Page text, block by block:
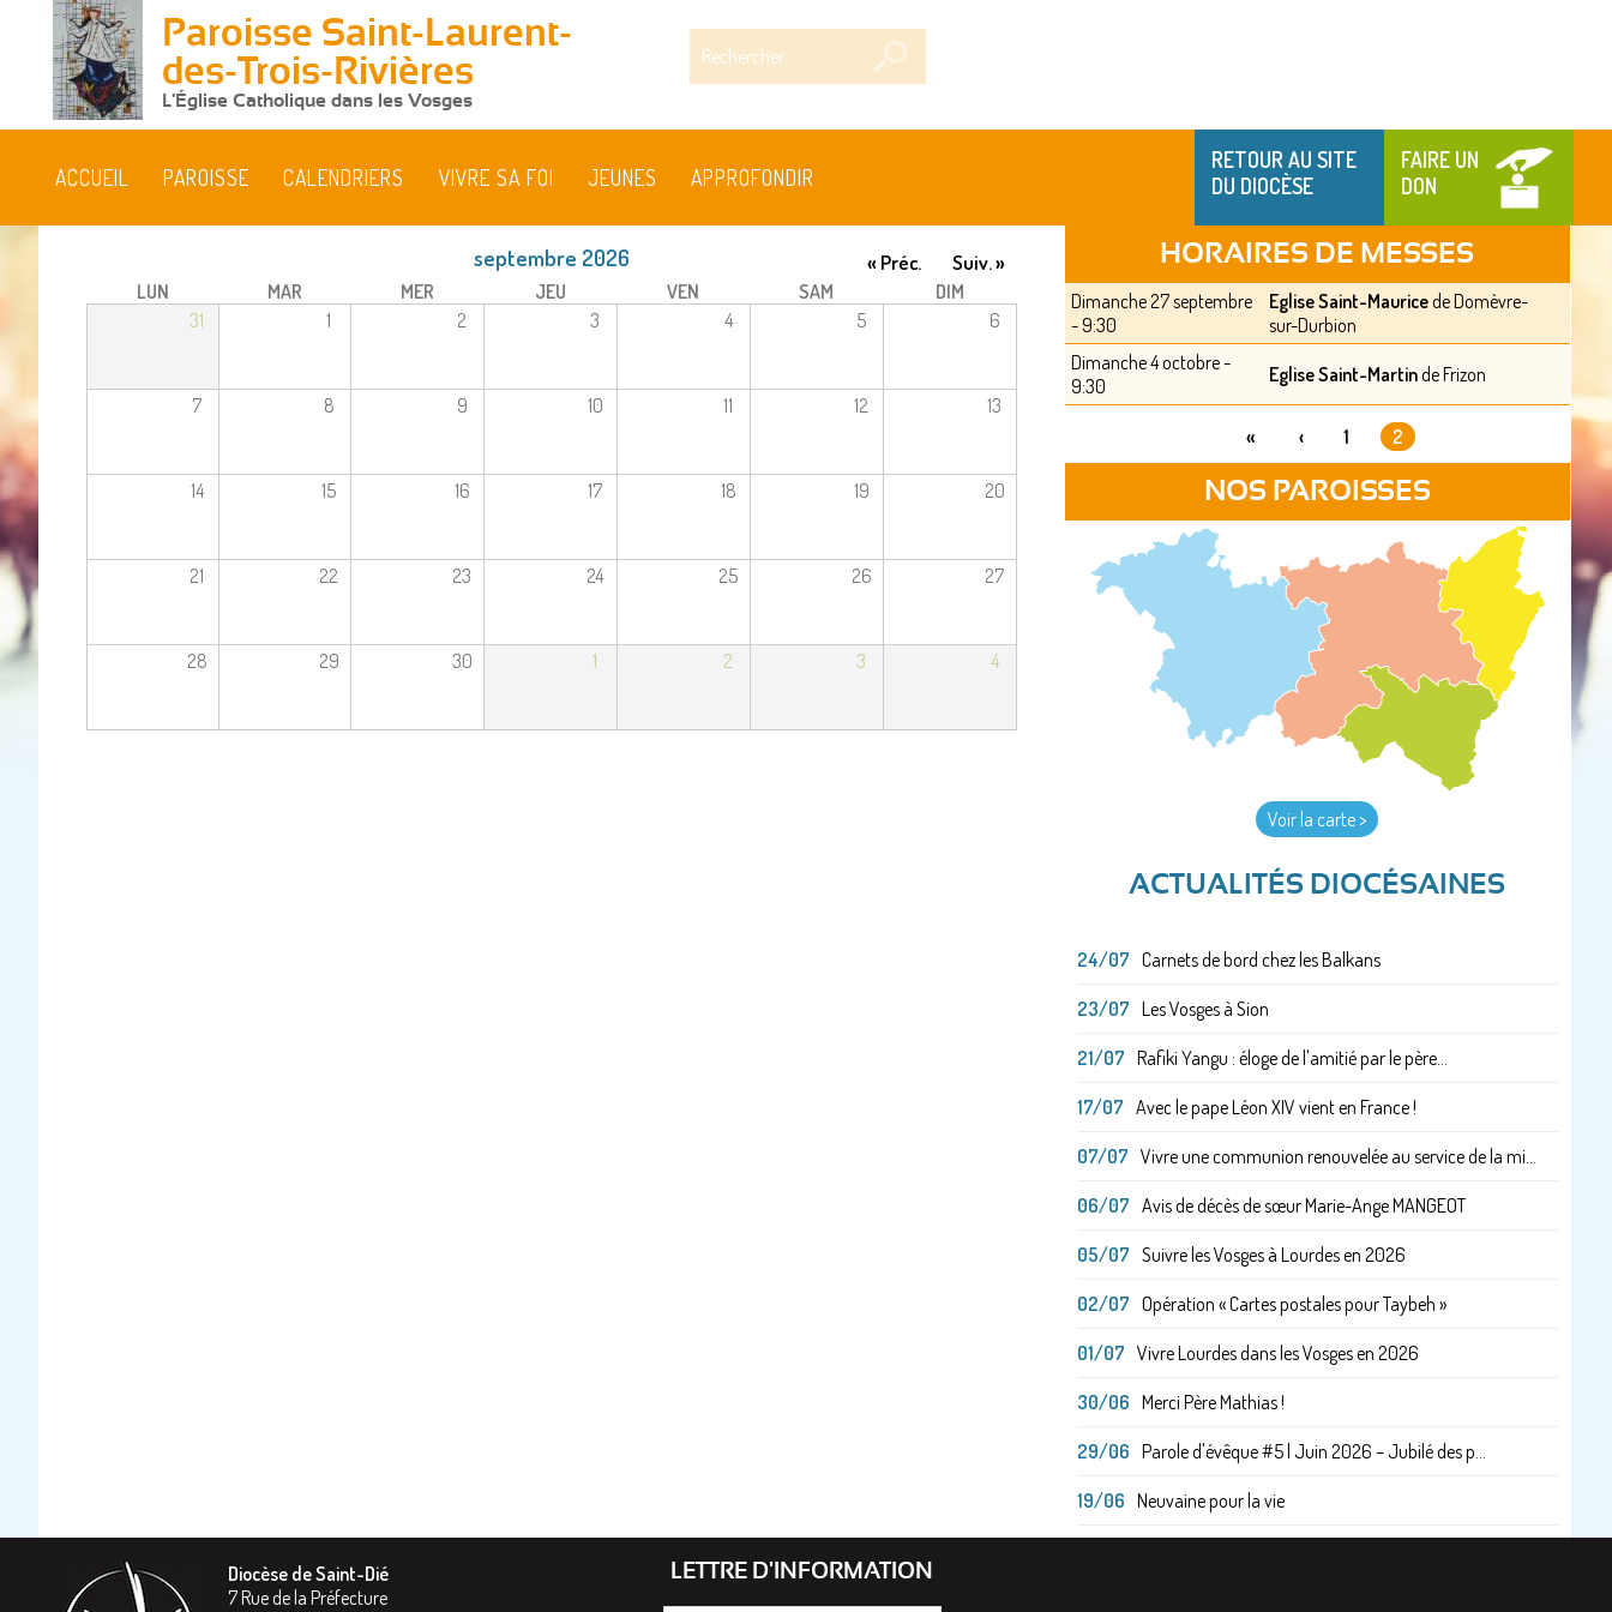
Paroisse Saint-Laurent-
des-Trois-Rivières
L'Église Catholique dans les Vosges
RETOUR AU SITE
DU DIOCÈSE
FAIRE UN
DON
ACCUEIL PAROISSE CALENDRIERS VIVRE SA FOI JEUNES APPROFONDIR
septembre 2026 « Préc. Suiv. »
LUN MAR MER JEU VEN SAM
DIM
31
1 2 3 4 5 6
7 8 9 10 11 12 13
14 15 16 17 18 19 20
21 22 23 24 25 26 27
28 29 30 1 2 3 4
HORAIRES DE MESSES
Dimanche 27 septembre
- 9:30
Eglise Saint-Mauricede Domèvre-
sur-Durbion
Dimanche 4 octobre -
9:30
Eglise Saint-Martinde Frizon
« ‹ 1 2
NOS PAROISSES
Voir la carte >
ACTUALITÉS DIOCÉSAINES
24/07 Carnets de bord chez les Balkans
23/07 Les Vosges à Sion
21/07 Rafiki Yangu : éloge de l'amitié par le père...
17/07 Avec le pape Léon XIV vient en France !
07/07 Vivre une communion renouvelée au service de la mi...
06/07 Avis de décès de sœur Marie-Ange MANGEOT
05/07 Suivre les Vosges à Lourdes en 2026
02/07 Opération « Cartes postales pour Taybeh »
01/07 Vivre Lourdes dans les Vosges en 2026
30/06 Merci Père Mathias !
29/06 Parole d'évêque #5 | Juin 2026 – Jubilé des p...
19/06 Neuvaine pour la vie
Diocèse de Saint-Dié
7 Rue de la Préfecture
LETTRE D'INFORMATION